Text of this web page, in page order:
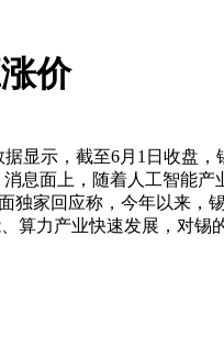
价
显示，截至6月1日收盘
息面上，随着人工智能
独家回应称，今年以来
算力产业快速发展，对